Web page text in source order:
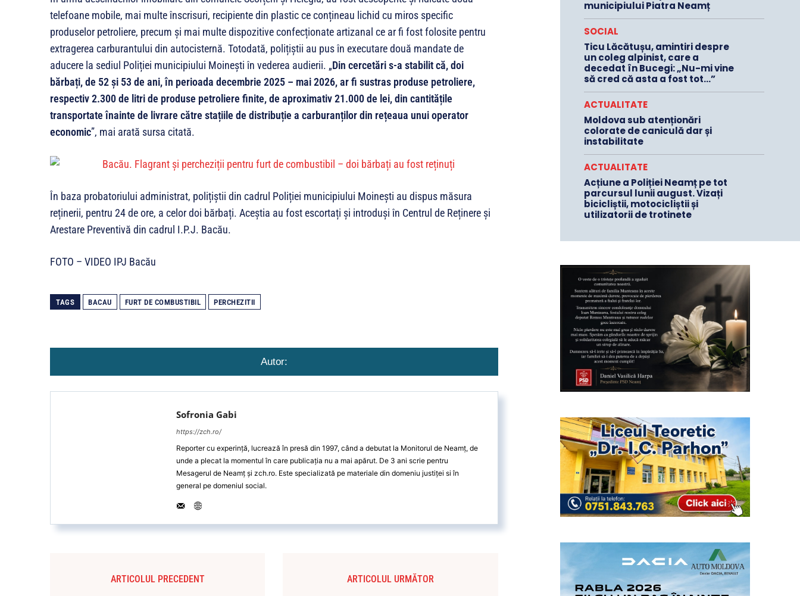
telefoane mobile, mai multe înscrisuri, recipiente din plastic ce conțineau lichid cu miros specific
produselor petroliere, precum și mai multe dispozitive confecționate artizanal ce ar fi fost folosite pentru
extragerea carburantului din autocisternă. Totodată, polițiștii au pus în executare două mandate de
aducere la sediul Poliției municipiului Moinești în vederea audierii. „Din cercetări s-a stabilit că, doi
bărbați, de 52 și 53 de ani, în perioada decembrie 2025 – mai 2026, ar fi sustras produse petroliere,
respectiv 2.300 de litri de produse petroliere finite, de aproximativ 21.000 de lei, din cantitățile
transportate înainte de livrare către stațiile de distribuție a carburanților din rețeaua unui operator
economic”, mai arată sursa citată.
În baza probatoriului administrat, polițiștii din cadrul Poliției municipiului Moinești au dispus măsura
reținerii, pentru 24 de ore, a celor doi bărbați. Aceștia au fost escortați și introduși în Centrul de Reținere și
Arestare Preventivă din cadrul I.P.J. Bacău.
FOTO – VIDEO IPJ Bacău
TAGS BACAU FURT DE COMBUSTIBIL PERCHEZITII
Autor:
Sofronia Gabi
https://zch.ro/
Reporter cu experință, lucrează în presă din 1997, când a debutat la Monitorul de Neamț, de
unde a plecat la momentul în care publicația nu a mai apărut. De 3 ani scrie pentru
Mesagerul de Neamț și zch.ro. Este specializată pe materiale din domeniu justiței si în
general pe domeniul social.
ARTICOLUL PRECEDENT ARTICOLUL URMĂTOR
municipiului Piatra Neamț
SOCIAL
Ticu Lăcătușu, amintiri despre
un coleg alpinist, care a
decedat în Bucegi: „Nu-mi vine
să cred că asta a fost tot…”
ACTUALITATE
Moldova sub atenționări
colorate de caniculă dar și
instabilitate
ACTUALITATE
Acțiune a Poliției Neamț pe tot
parcursul lunii august. Vizați
bicicliștii, motocicliștii și
utilizatorii de trotinete